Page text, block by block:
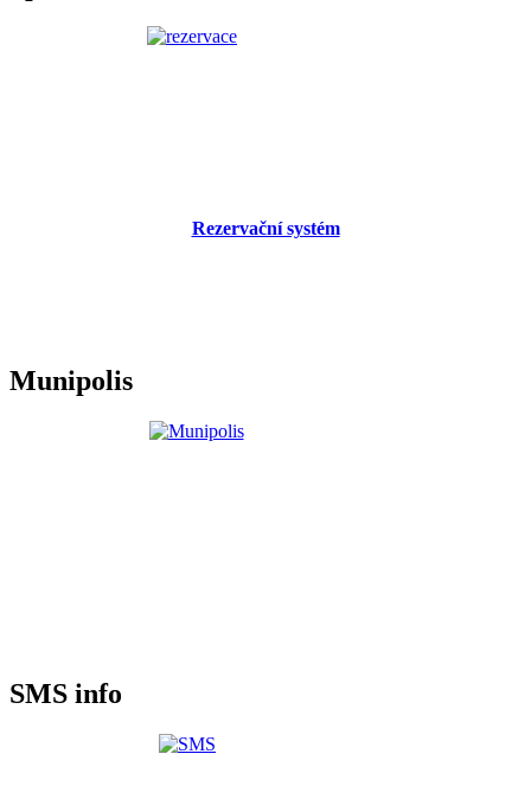
Rezervační systém
Munipolis
SMS info